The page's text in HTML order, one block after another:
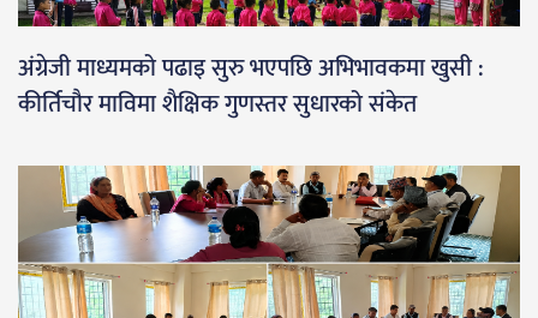
अंग्रेजी माध्यमको पढाइ सुरु भएपछि अभिभावकमा खुसी :
कीर्तिचौर माविमा शैक्षिक गुणस्तर सुधारको संकेत